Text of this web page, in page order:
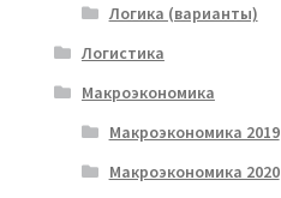
Логика (варианты)
Логистика
Макроэкономика
Макроэкономика 2019
Макроэкономика 2020